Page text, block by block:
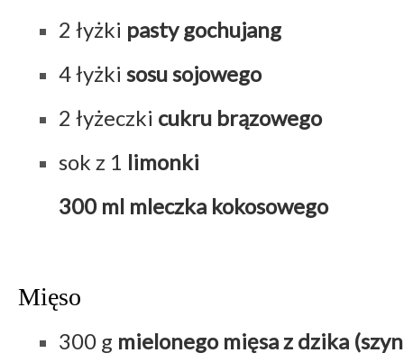
2 łyżki pasty gochujang
4 łyżki sosu sojowego
2 łyżeczki cukru brązowego
sok z 1 limonki
300 ml mleczka kokosowego
Mięso
300 g mielonego mięsa z dzika